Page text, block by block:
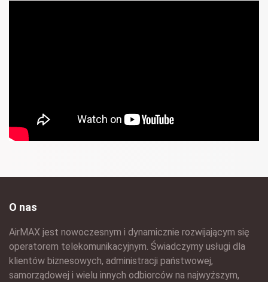
O nas
AirMAX jest nowoczesnym i dynamicznie rozwijającym się
operatorem telekomunikacyjnym. Świadczymy usługi dla
klientów biznesowych, administracji państwowej,
samorządowej i wielu innych odbiorców na najwyższym,